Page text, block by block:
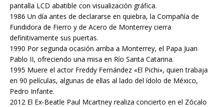
pantalla LCD abatible con visualización gráfica.
1986 Un día antes de declararse en quiebra, la Compañía de
Fundidora de Fierro y de Acero de Monterrey cierra
definitivamente sus puertas.
1990 Por segunda ocasión arriba a Monterrey, el Papa Juan
Pablo II, ofreciendo una misa en Río Santa Catarina.
1995 Muere el actor Freddy Fernández «El Pichi», quien trabaja
en 90 películas, algunas de ellas al lado del ídolo de México,
Pedro Infante.
2012 El Ex-Beatle Paul Mcartney realiza concierto en el Zócalo